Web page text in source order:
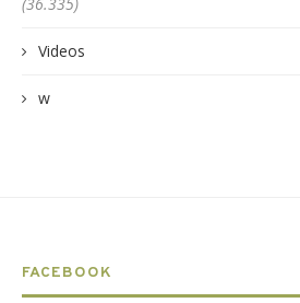
(36.335)
Videos
w
FACEBOOK